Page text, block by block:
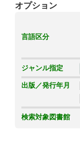
オプション
言語区分
ジャンル指定
出版／発行年月
検索対象図書館